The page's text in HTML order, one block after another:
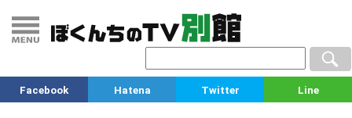
Facebook Hatena Twitter Line